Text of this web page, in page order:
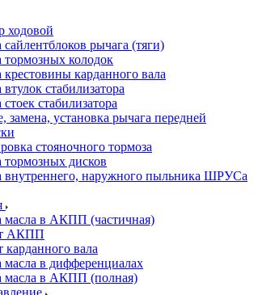
ходовой
сайлентблоков рычага (тяги)
тормозных колодок
крестовины карданного вала
втулок стабилизатора
стабилизатора
замена, установка рычага передней
стояночного тормоза
тормозных дисков
внутреннего, наружного пыльника ШРУСа
масла в АКПП (частичная)
АКПП
карданного вала
масла в дифференциалах
масла в АКПП (полная)